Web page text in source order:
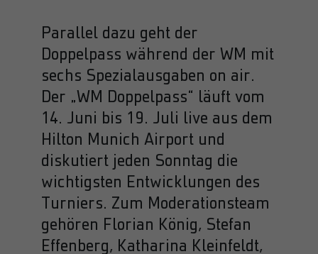
Parallel dazu geht der
Doppelpass während der WM mit
sechs Spezialausgaben on air.
Der „WM Doppelpass“ läuft vom
14. Juni bis 19. Juli live aus dem
Hilton Munich Airport und
diskutiert jeden Sonntag die
wichtigsten Entwicklungen des
Turniers. Zum Moderationsteam
gehören Florian König, Stefan
Effenberg, Katharina Kleinfeldt,